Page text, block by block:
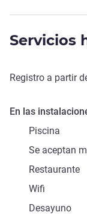
Servicios
Registro a partir
En las
Piscina
Se aceptan
Restaurante
Wifi
Desayuno